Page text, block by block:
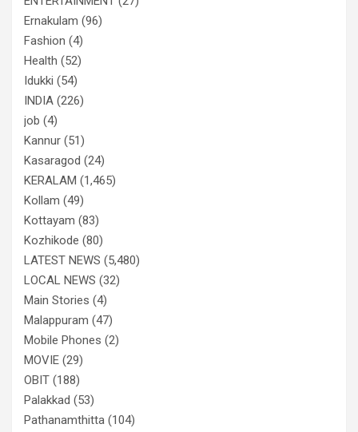
Ernakulam (96)
Fashion (4)
Health (52)
Idukki (54)
INDIA (226)
job (4)
Kannur (51)
Kasaragod (24)
KERALAM (1,465)
Kollam (49)
Kottayam (83)
Kozhikode (80)
LATEST NEWS (5,480)
LOCAL NEWS (32)
Main Stories (4)
Malappuram (47)
Mobile Phones (2)
MOVIE (29)
OBIT (188)
Palakkad (53)
Pathanamthitta (104)